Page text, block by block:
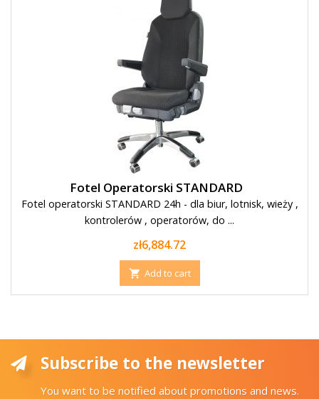
Fotel Operatorski STANDARD
Fotel operatorski STANDARD 24h - dla biur, lotnisk, wieży ,
kontrolerów , operatorów, do ...
Price
zł6,884.72
 Add to cart
Subscribe to the newsletter
You want to be notified about promotions and news.